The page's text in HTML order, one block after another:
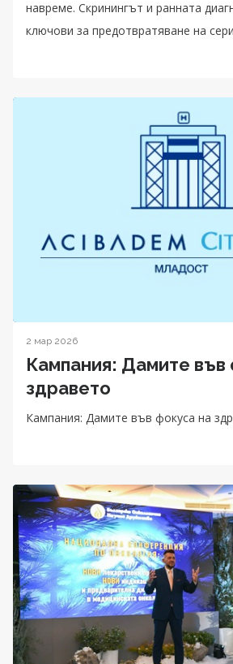
навреме. Скринингът и ранната
ключови за предотвратяване на
2 мар 2026
Кампания: Дамите във
здравето
Кампания: Дамите във фокуса на